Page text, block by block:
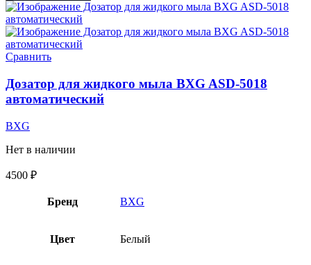
Сравнить
Дозатор для жидкого мыла BXG ASD-5018
автоматический
BXG
Нет в наличии
4500 ₽
Бренд BXG
Цвет Белый